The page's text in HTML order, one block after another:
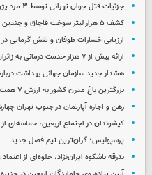
جزئیات قتل جوان تهرانی توسط ۳ مرد پژو سوار
کشف ۵ هزار لیتر سوخت قاچاق و چندین قبضه سلاح گرم توسط مرزبانان هرمزگان
ارزیابی خسارات طوفان و تنش گرمایی
ارائه بیش از ۷ هزار خدمت درمانی به زائران اربعین حسینی در مرز چذابه
هشدار جدید سازمان جهانی بهداشت
بزرگترین باغ مدرن کشور به ارزش ۷ همت در پارس‌آباد احداث می‌شود
رهن و اجاره آپارتمان در جنوب تهران چهارشنبه ۱۴
کیشوندان در اجتماع اربعین، حماسه‌ای
پرسپولیس؛ گران‌ترین تیم فصل جدید
بدرقه باشکوه ایران‌نژاد، جلوه‌ای از